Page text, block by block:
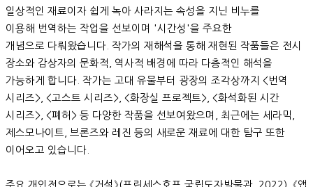
일상적인 재료이자 쉽게 녹아 사라지는 속성을 지닌 비누를
이용해 번역하는 작업을 선보이며 '시간성'을 주요한
개념으로 다뤄왔습니다. 작가의 재해석을 통해 재현된 작품들은 전시
장소와 감상자의 문화적, 역사적 배경에 따라 다층적인 해석을
가능하게 합니다. 작가는 고대 유물부터 광장의 조각상까지 <번역
시리즈>, <고스트 시리즈>, <화장실 프로젝트>, <화석화된 시간
시리즈>, <폐허> 등 다양한 작품을 선보여왔으며, 최근에는 세라믹,
제스모나이트, 브론즈와 레진 등의 새로운 재료에 대한 탐구 또한
이어오고 있습니다.
주요 개인전으로는 《거석》(프린세스호프 국립도자박물관, 2022), 《앱